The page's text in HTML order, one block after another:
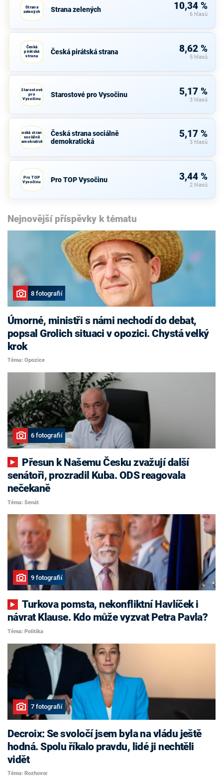
Strana
zelených
Strana zelených 10,34 %
6 hlasů
Česká
pirátská
strana
Česká pirátská strana 8,62 %
5 hlasů
Starostové
pro
Vysočinu
Starostové pro Vysočinu 5,17 %
3 hlasů
Česká strana
sociálně
demokratická
Česká strana sociálně
demokratická
5,17 %
3 hlasů
Pro TOP
Vysočinu
Pro TOP Vysočinu 3,44 %
2 hlasů
Nejnovější příspěvky k tématu
8 fotografií
Úmorné, ministři s námi nechodí do debat,
popsal Grolich situaci v opozici. Chystá velký
krok
Téma: Opozice
6 fotografií
senátoři, prozradil Kuba. ODS reagovala
nečekaně
Téma: Senát
9 fotografií
Turkova pomsta, nekonfliktní Havlíček i
návrat Klause. Kdo může vyzvat Petra Pavla?
Téma: Politika
7 fotografií
Decroix: Se svoločí jsem byla na vládu ještě
hodná. Spolu říkalo pravdu, lidé ji nechtěli
vidět
Téma: Rozhovor